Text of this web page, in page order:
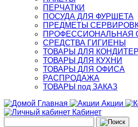
ПЕРЧАТКИ
ПОСУДА ДЛЯ ФУРШЕТА
ПРЕДМЕТЫ
ПРОФЕССИОНАЛЬНАЯ
СРЕДСТВА ГИГИЕНЫ
ТОВАРЫ ДЛЯ
ТОВАРЫ ДЛЯ КУХНИ
ТОВАРЫ ДЛЯ ОФИСА
РАСПРОДАЖА
ТОВАРЫ под ЗАКАЗ
Главная
Акции
Кабинет